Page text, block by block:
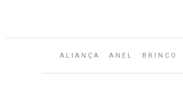
ALIANÇA ANEL BRINCO